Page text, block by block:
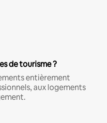
de tourisme ?
entièrement
aux logements